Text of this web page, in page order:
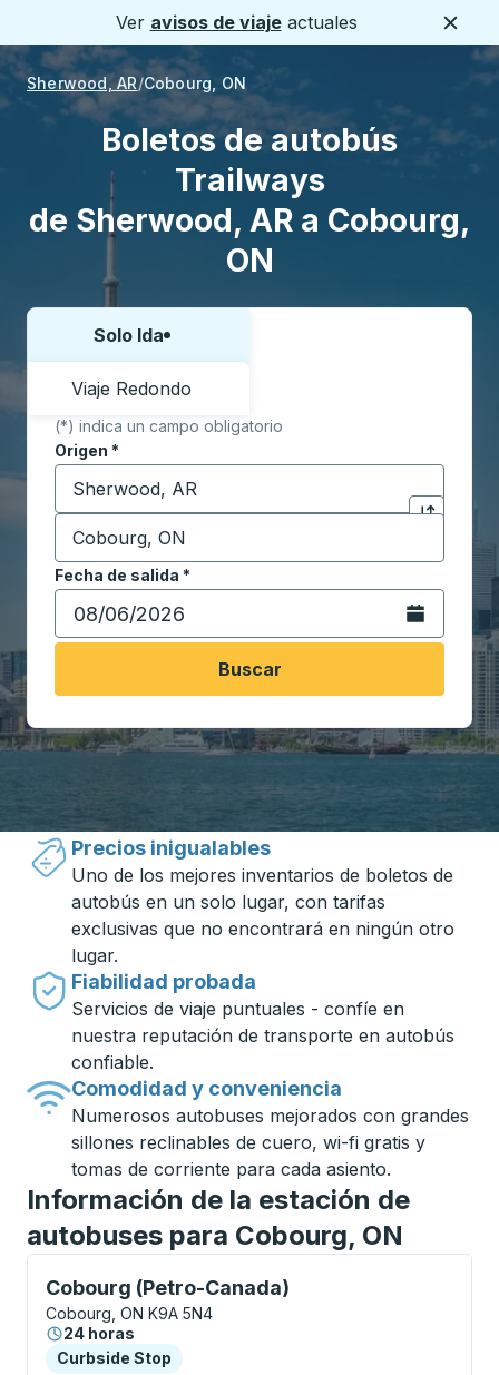
Ver avisos de viajeactuales
Sherwood, AR Cobourg, ON
Boletos de autobús
Trailways
de Sherwood, AR a Cobourg,
ON
Elija una forma o viaje de ida y vuelta:
Solo Ida
Viaje Redondo
(*) indica un campo obligatorio
Origen *
Comience a escribir la ciudad de origen para abrir
Haga clic
Destino*
Comience a escribir la ciudad de destino para
Fecha de salida *
Escriba la fecha en formato de fecha Barra diagonal
Abra el
Buscar
Viajar hecho simple con Trailways
Precios inigualables
Uno de los mejores inventarios de boletos de
autobús en un solo lugar, con tarifas
exclusivas que no encontrará en ningún otro
lugar.
Fiabilidad probada
Servicios de viaje puntuales - confíe en
nuestra reputación de transporte en autobús
confiable.
Comodidad y conveniencia
Numerosos autobuses mejorados con grandes
sillones reclinables de cuero, wi-fi gratis y
tomas de corriente para cada asiento.
Información de la estación de
autobuses para Cobourg, ON
Cobourg (Petro-Canada)
Curbside Stop, utilice las teclas de flecha o la tecla
Cobourg, ON K9A 5N4
24 horas
Curbside Stop
Curbside Stop